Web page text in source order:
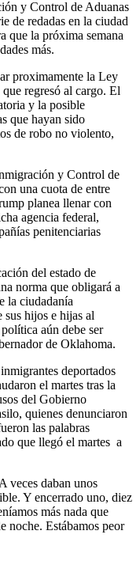
y Control de Aduanas
de redadas en la ciudad
que la próxima semana
más.
proximamente la Ley
regresó al cargo. El
y la posible
que hayan sido
de robo no violento,
y Control de
una cuota de entre
planea llenar con
agencia federal,
penitenciarias
del estado de
norma que obligará a
la ciudadanía
sus hijos e hijas al
aún debe ser
de Oklahoma.
deportados
el martes tras la
del Gobierno
quienes denunciaron
las palabras
que llegó el martes a
veces daban unos
Y encerrado uno, diez
más nada que
noche. Estábamos peor